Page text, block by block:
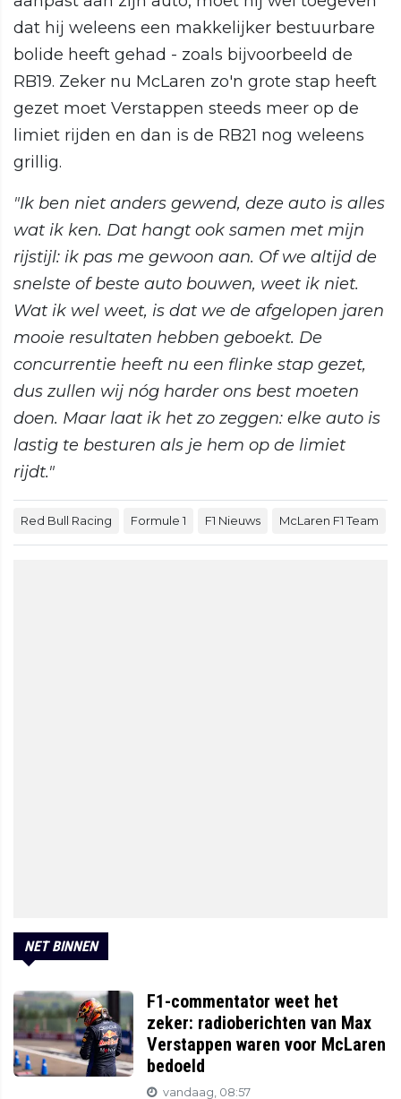
dat hij weleens een makkelijker bestuurbare
bolide heeft gehad - zoals bijvoorbeeld de
RB19. Zeker nu McLaren zo'n grote stap heeft
gezet moet Verstappen steeds meer op de
limiet rijden en dan is de RB21 nog weleens
grillig.
"Ik ben niet anders gewend, deze auto is alles
wat ik ken. Dat hangt ook samen met mijn
rijstijl: ik pas me gewoon aan. Of we altijd de
snelste of beste auto bouwen, weet ik niet.
Wat ik wel weet, is dat we de afgelopen jaren
mooie resultaten hebben geboekt. De
concurrentie heeft nu een flinke stap gezet,
dus zullen wij nóg harder ons best moeten
doen. Maar laat ik het zo zeggen: elke auto is
lastig te besturen als je hem op de limiet
rijdt."
Red Bull Racing Formule 1 F1 Nieuws McLaren F1 Team
NET BINNEN
F1-commentator weet het
zeker: radioberichten van Max
Verstappen waren voor McLaren
bedoeld
vandaag, 08:57